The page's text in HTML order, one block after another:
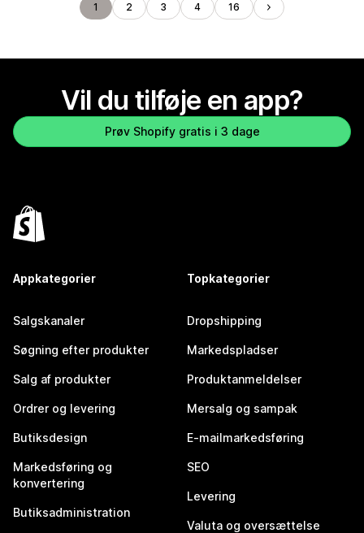
1 2 3 4 16
Vil du tilføje en app?
Prøv Shopify gratis i 3 dage
Appkategorier
Salgskanaler
Søgning efter produkter
Salg af produkter
Ordrer og levering
Butiksdesign
Markedsføring og
konvertering
Butiksadministration
Topkategorier
Dropshipping
Markedspladser
Produktanmeldelser
Mersalg og sampak
E-mailmarkedsføring
SEO
Levering
Valuta og oversættelse